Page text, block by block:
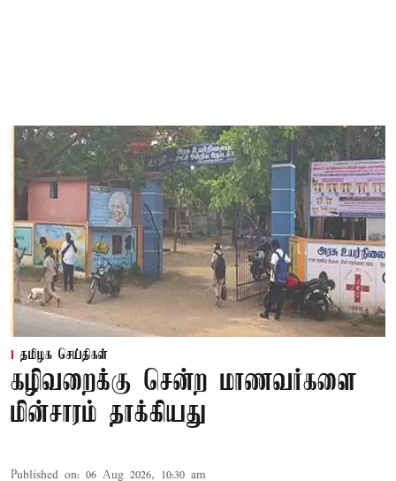
தமிழக செய்திகள்
கழிவறைக்கு சென்ற மாணவர்களை
மின்சாரம் தாக்கியது
Published on: 06 Aug 2026, 10:30 am